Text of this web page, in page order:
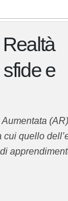
e
(AR)
quello